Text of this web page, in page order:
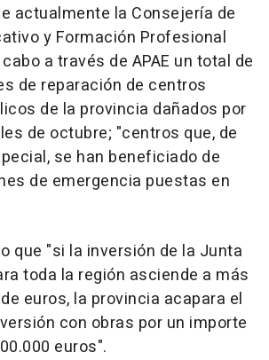
actualmente la Consejería de
y Formación Profesional
a través de APAE un total de
de reparación de centros
de la provincia dañados por
de octubre; "centros que, de
se han beneficiado de
de emergencia puestas en
que "si la inversión de la Junta
toda la región asciende a más
euros, la provincia acapara el
con obras por un importe
euros".